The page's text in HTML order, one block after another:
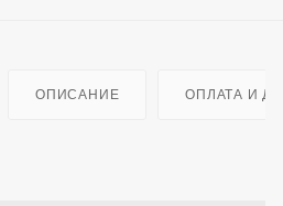
ОПИСАНИЕ ОПЛАТА И